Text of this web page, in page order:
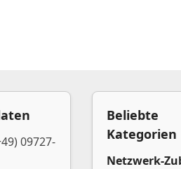
09727-
Beliebte
Kategorien
Netzwerk-